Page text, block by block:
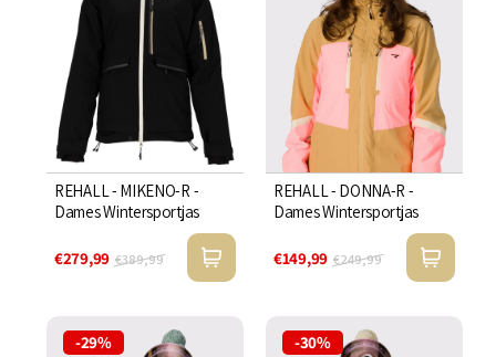
REHALL - MIKENO-R -
Dames Wintersportjas
€279,99 €389,99
REHALL - DONNA-R -
Dames Wintersportjas
€149,99 €249,99
-29% -30%